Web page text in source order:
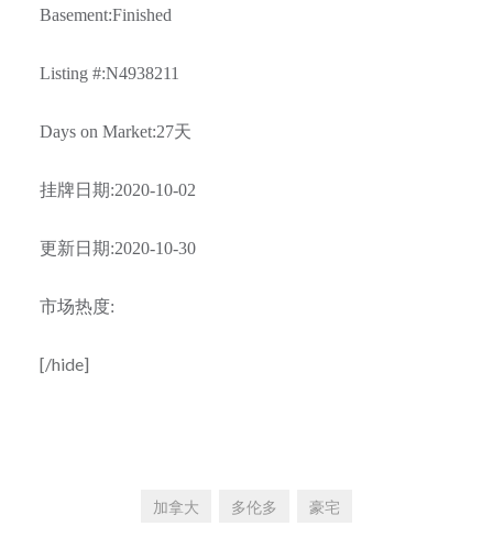
Basement:Finished
Listing #:N4938211
Days on Market:27天
挂牌日期:2020-10-02
更新日期:2020-10-30
市场热度:
[/hide]
加拿大 多伦多 豪宅